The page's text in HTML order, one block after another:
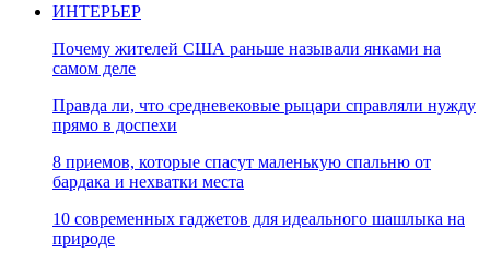
ИНТЕРЬЕР
Почему жителей США раньше называли янками на
самом деле
Правда ли, что средневековые рыцари справляли нужду
прямо в доспехи
8 приемов, которые спасут маленькую спальню от
бардака и нехватки места
10 современных гаджетов для идеального шашлыка на
природе